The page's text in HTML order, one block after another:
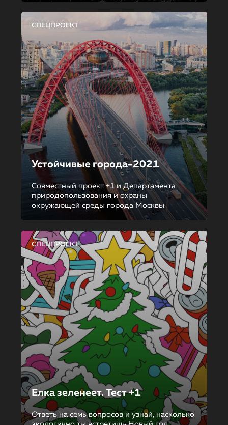
СПЕЦПРОЕКТ
Устойчивые города-2021
Совместный проект +1 и Департамента
природопользования и охраны
окружающей среды города Москвы
СПЕЦПРОЕКТ
Елка зеленеет. Тест +1
Ответь на семь вопросов и узнай, насколько